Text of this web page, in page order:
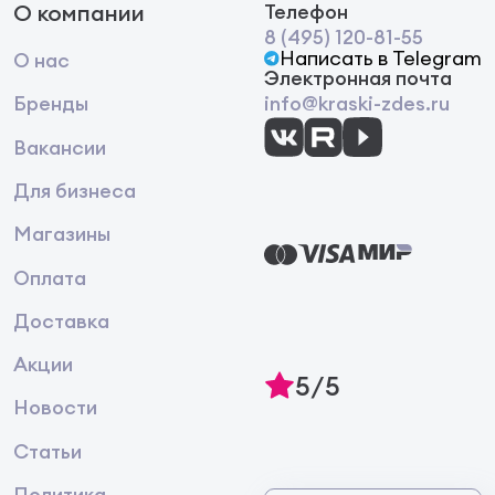
О компании
О нас
Бренды
Вакансии
Для бизнеса
Магазины
Оплата
Доставка
Акции
Новости
Статьи
Телефон
8 (495) 120-81-55
Написать в Telegram
Электронная почта
info@kraski-zdes.ru
5/5